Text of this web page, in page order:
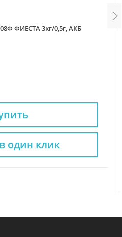
ФИЕСТА 3кг/0,5г, АКБ
один клик